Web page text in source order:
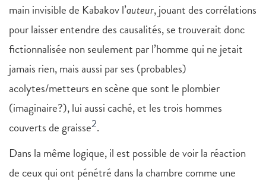
main invisible de Kabakov l’auteur, jouant des corrélations
pour laisser entendre des causalités, se trouverait donc
fictionnalisée non seulement par l’homme qui ne jetait
jamais rien, mais aussi par ses (probables)
acolytes/metteurs en scène que sont le plombier
(imaginaire?), lui aussi caché, et les trois hommes
couverts de graisse2.
Dans la même logique, il est possible de voir la réaction
de ceux qui ont pénétré dans la chambre comme une